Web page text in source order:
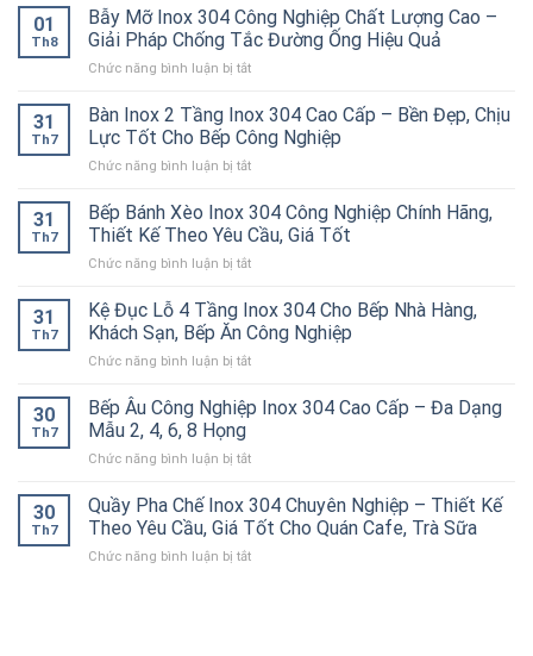
Inox
304
Cao
Cấp
Bền
Bỉ
Cho
Nhà
Bếp
Ăn
Hâm
Nóng
Thức
Ăn
Nghiệp
Inox
304
Cao
–
Giữ
Hiệu
Cho
Nhà
Công
01
Th8
Bẫy Mỡ Inox 304 Công Nghiệp Chất Lượng Cao –
Giải Pháp Chống Tắc Đường Ống Hiệu Quả
Chức năng bình luận bị tắtở
Mỡ
Inox
304
Công
Chất
Lượng
–
Pháp
Chống
Đường
Hiệu
31
Th7
Bàn Inox 2 Tầng Inox 304 Cao Cấp – Bền Đẹp, Chịu
Lực Tốt Cho Bếp Công Nghiệp
Chức năng bình luận bị tắtở
Inox
2
Tầng
Inox
Cao
Cấp
Bền
Chịu
Cho
Công
Nghiệp
31
Th7
Bếp Bánh Xèo Inox 304 Công Nghiệp Chính Hãng,
Thiết Kế Theo Yêu Cầu, Giá Tốt
Chức năng bình luận bị tắtở
Bánh
Xèo
Inox
304
Nghiệp
Thiết
Theo
Yêu
Giá
31
Th7
Kệ Đục Lỗ 4 Tầng Inox 304 Cho Bếp Nhà Hàng,
Khách Sạn, Bếp Ăn Công Nghiệp
Chức năng bình luận bị tắtở
Đục
Tầng
304
Cho
Nhà
30
Th7
Bếp Âu Công Nghiệp Inox 304 Cao Cấp – Đa Dạng
Mẫu 2, 4, 6, 8 Họng
Chức năng bình luận bị tắtở
Âu
Công
Nghiệp
Inox
30
Th7
Quầy Pha Chế Inox 304 Chuyên Nghiệp – Thiết Kế
Theo Yêu Cầu, Giá Tốt Cho Quán Cafe, Trà Sữa
Chức năng bình luận bị tắtở